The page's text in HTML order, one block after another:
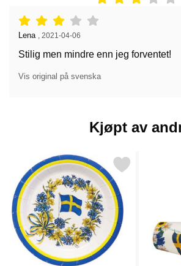
Vurdering: 3 stjerne av 5,
Anmeldelse av:
Lena 2021-04-06
Stilig men mindre enn jeg forventet!
Vis original på svenska
Kjøpt av
Merk asjetter Svensk Flagg som
Merk